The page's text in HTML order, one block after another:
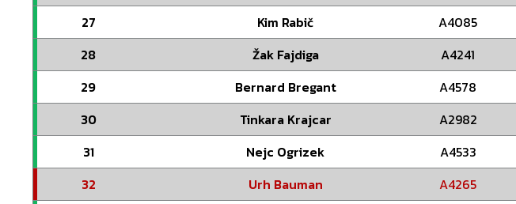
27
Kim Rabič A4085
28
Žak Fajdiga A4241
29
Bernard Bregant A4578
30
Tinkara Krajcar A2982
31
Nejc Ogrizek A4533
32
Urh Bauman A4265